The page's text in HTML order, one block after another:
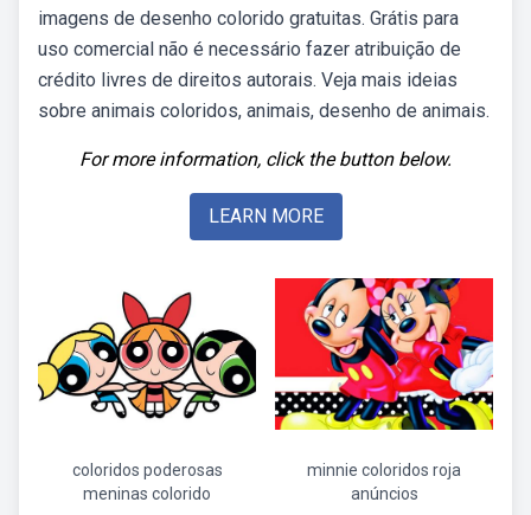
imagens de desenho colorido gratuitas. Grátis para
uso comercial não é necessário fazer atribuição de
crédito livres de direitos autorais. Veja mais ideias
sobre animais coloridos, animais, desenho de animais.
For more information, click the button below.
LEARN MORE
coloridos poderosas
meninas colorido
minnie coloridos roja
anúncios